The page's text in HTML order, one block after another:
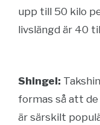
upp till 50 kilo
livslängd är 40
Shingel:
formas så att
är särskilt